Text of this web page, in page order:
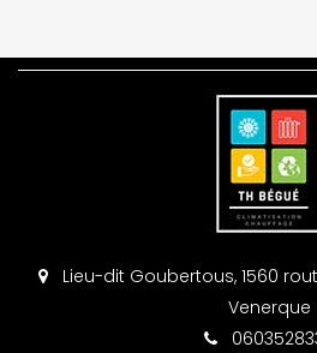
Lieu-dit Goubertous, 1560
Venerque